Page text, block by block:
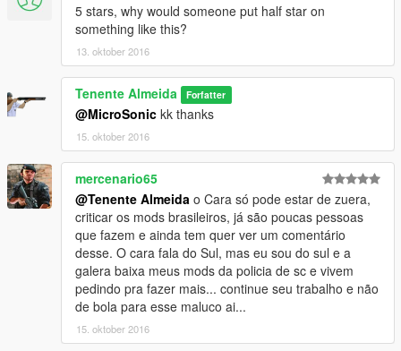
5 stars, why would someone put half star on
something like this?
13. oktober 2016
Tenente Almeida Forfatter
@MicroSonic kk thanks
15. oktober 2016
mercenario65
@Tenente Almeida o Cara só pode estar de zuera,
criticar os mods brasileiros, já são poucas pessoas
que fazem e ainda tem quer ver um comentário
desse. O cara fala do Sul, mas eu sou do sul e a
galera baixa meus mods da policia de sc e vivem
pedindo pra fazer mais... continue seu trabalho e não
de bola para esse maluco ai...
15. oktober 2016